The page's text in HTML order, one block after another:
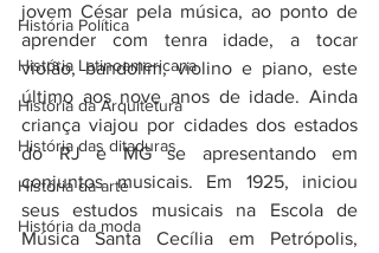
História Política
História Latinoamericana
História da Arquitetura
História das ditaduras
História da arte
História da moda
jovem César pela música, ao ponto de
aprender com tenra idade, a tocar
violão, bandolim, violino e piano, este
último aos nove anos de idade. Ainda
criança viajou por cidades dos estados
do RJ e MG se apresentando em
conjuntos musicais. Em 1925, iniciou
seus estudos musicais na Escola de
Música Santa Cecília em Petrópolis,